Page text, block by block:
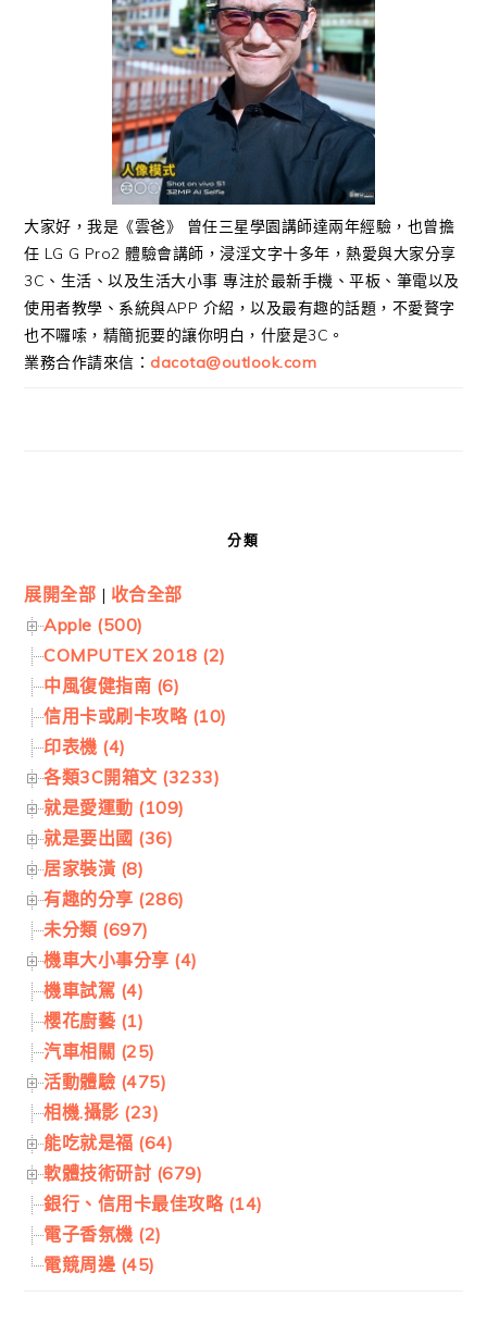
大家好，我是《雲爸》 曾任三星學園講師達兩年經驗，也曾擔
任 LG G Pro2 體驗會講師，浸淫文字十多年，熱愛與大家分享
3C、生活、以及生活大小事 專注於最新手機、平板、筆電以及
使用者教學、系統與APP 介紹，以及最有趣的話題，不愛贅字
也不囉嗦，精簡扼要的讓你明白，什麼是3C。
業務合作請來信： dacota@outlook.com
分類
展開全部 | 收合全部
Apple (500)
COMPUTEX 2018 (2)
中風復健指南 (6)
信用卡或刷卡攻略 (10)
印表機 (4)
各類3C開箱文 (3233)
就是愛運動 (109)
就是要出國 (36)
居家裝潢 (8)
有趣的分享 (286)
未分類 (697)
機車大小事分享 (4)
機車試駕 (4)
櫻花廚藝 (1)
汽車相關 (25)
活動體驗 (475)
相機.攝影 (23)
能吃就是福 (64)
軟體技術研討 (679)
銀行、信用卡最佳攻略 (14)
電子香氛機 (2)
電競周邊 (45)